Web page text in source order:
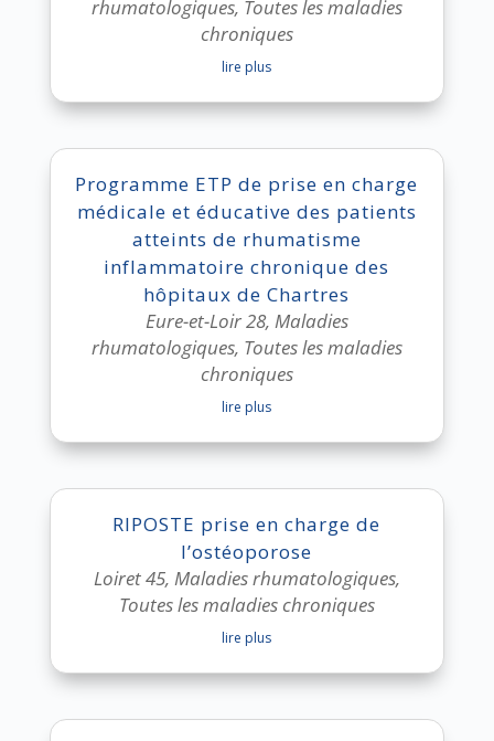
rhumatologiques, Toutes les maladies
chroniques
lire plus
Programme ETP de prise en charge
médicale et éducative des patients
atteints de rhumatisme
inflammatoire chronique des
hôpitaux de Chartres
Eure-et-Loir 28, Maladies
rhumatologiques, Toutes les maladies
chroniques
lire plus
RIPOSTE prise en charge de
l’ostéoporose
Loiret 45, Maladies rhumatologiques,
Toutes les maladies chroniques
lire plus